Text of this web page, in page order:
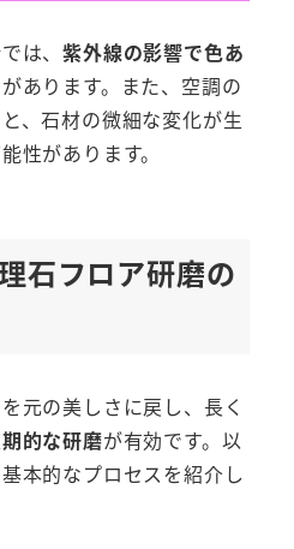
は、紫外線の影響で色あ
あります。また、空調の
、石材の微細な変化が生
性があります。
石フロア研磨の
元の美しさに戻し、長く
的な研磨が有効です。以
本的なプロセスを紹介し